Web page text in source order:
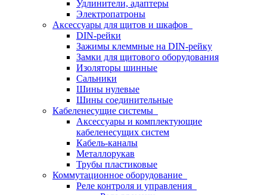
Удлинители, адаптеры
Электропатроны
Аксессуары для щитов и шкафов
DIN-рейки
Зажимы клеммные на DIN-рейку
Замки для щитового оборудования
Изоляторы шинные
Сальники
Шины нулевые
Шины соединительные
Кабеленесущие системы
Аксессуары и комплектующие
кабеленесущих систем
Кабель-каналы
Металлорукав
Трубы пластиковые
Коммутационное оборудование
Реле контроля и управления